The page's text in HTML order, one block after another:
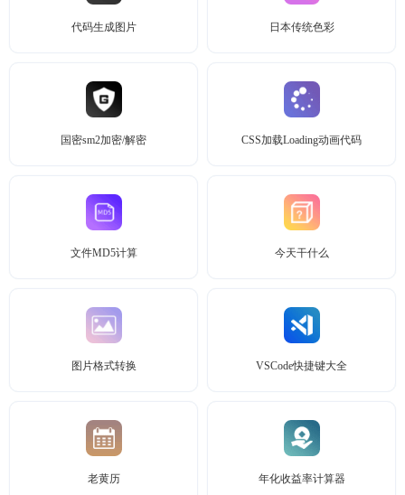
代码生成图片 日本传统色彩
国密sm2加密/解密 CSS加载Loading动画代码
文件MD5计算 今天干什么
图片格式转换 VSCode快捷键大全
老黄历 年化收益率计算器